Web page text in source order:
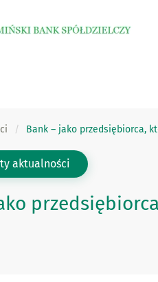
Bank – jako przedsiębiorca,
aktualności